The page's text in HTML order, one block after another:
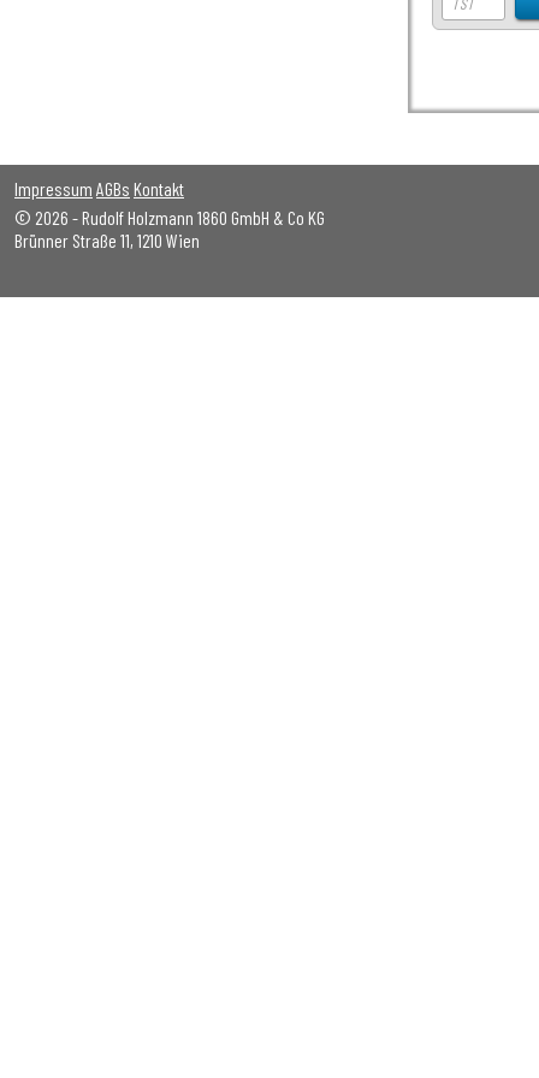
Impressum AGBs Kontakt
© 2026 - Rudolf Holzmann 1860 GmbH & Co KG
Brünner Straße 11, 1210 Wien